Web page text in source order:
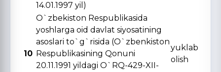
14.01.1997 yil)
10
O`zbekiston Respublikasida
yoshlarga oid davlat siyosatining
asoslari to`g`risida (O`zbenkiston
Respublikasining Qonuni
20.11.1991 yildagi O`RQ-429-XII-
yuklab
olish